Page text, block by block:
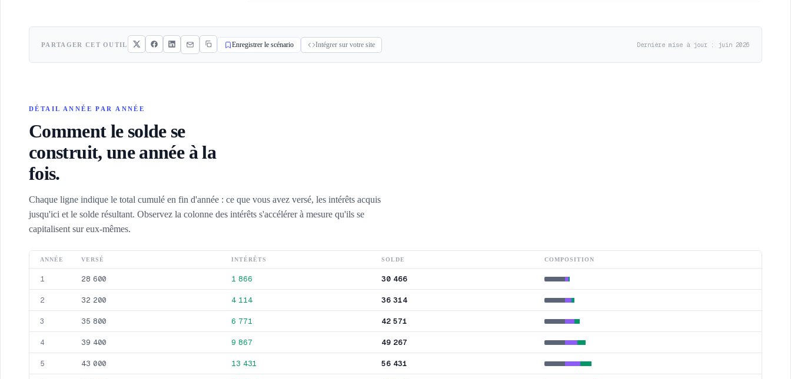
PARTAGER CET OUTIL Enregistrer le scénario Intégrer sur votre site Dernière mise à jour : juin 2026
DÉTAIL ANNÉE PAR ANNÉE
Comment le solde se
construit, une année à la
fois.
Chaque ligne indique le total cumulé en fin d'année : ce que vous avez versé, les intérêts acquis
jusqu'ici et le solde résultant. Observez la colonne des intérêts s'accélérer à mesure qu'ils se
capitalisent sur eux-mêmes.
ANNÉE VERSÉ INTÉRÊTS SOLDE COMPOSITION
1 28 600 1 866 30 466
2 32 200 4 114 36 314
3 35 800 6 771 42 571
4 39 400 9 867 49 267
5 43 000 13 431 56 431